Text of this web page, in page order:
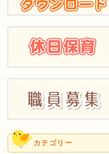
カテゴリー